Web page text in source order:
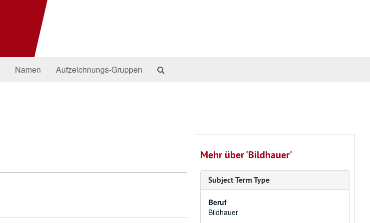
Namen Aufzeichnungs-Gruppen
Mehr über 'Bildhauer'
Subject Term Type
Beruf
Bildhauer